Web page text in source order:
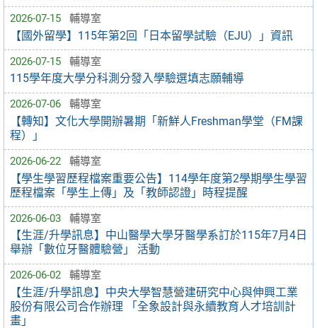
2026-07-15 輔導室
【國外留學】115年第2回「日本留學試驗（EJU）」資訊
2026-07-15 輔導室
115學年度大學分科測分發入學驗選填志願輔導
2026-07-06 輔導室
【轉知】文化大學開辦暑期「新鮮人Freshman學堂（FM課
程）」
2026-06-22 輔導室
【學生學習歷程檔案重要公告】114學年度第2學期學生學習
歷程檔案「學生上傳」及「教師認證」時程提醒
2026-06-03 輔導室
【生涯/升學訊息】中山醫學大學牙醫學系訂於115年7月4日
舉辦「數位牙醫體驗營」 活動
2026-06-02 輔導室
【生涯/升學訊息】中央大學智慧營建研究中心與伸興工業
股份有限公司合作辦理 「全象設計與永續教育人才培訓計
畫」